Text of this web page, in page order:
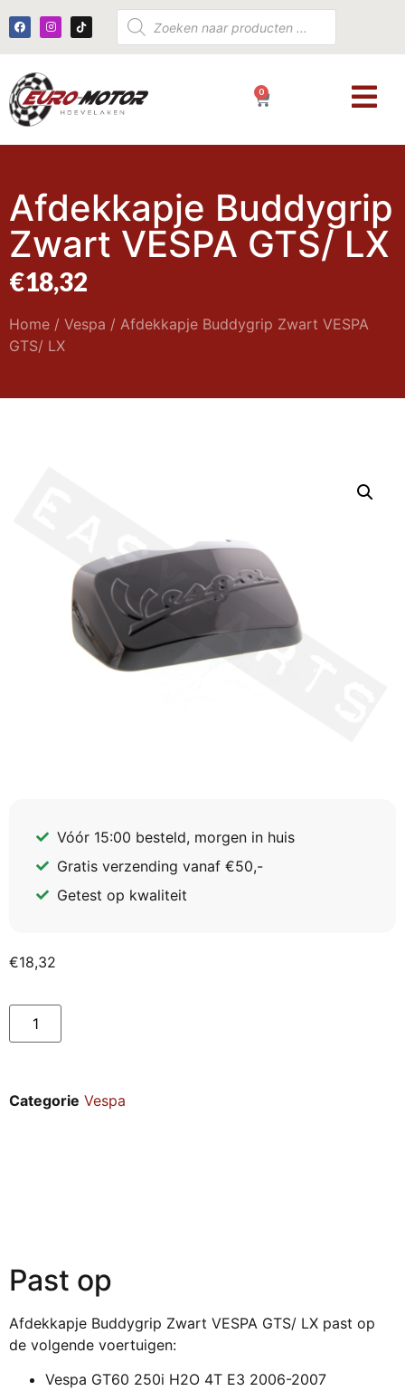
0
Afdekkapje Buddygrip
Zwart VESPA GTS/ LX
€18,32
Home / Vespa / Afdekkapje Buddygrip Zwart VESPA
GTS/ LX
Vóór 15:00 besteld, morgen in huis
Gratis verzending vanaf €50,-
Getest op kwaliteit
€18,32
Categorie Vespa
Past op
Afdekkapje Buddygrip Zwart VESPA GTS/ LX past op
de volgende voertuigen:
Vespa GT60 250i H2O 4T E3 2006-2007